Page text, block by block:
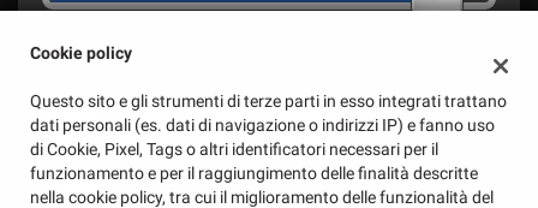
12 24 36 48 60
72
Cookie policy
Questo sito e gli strumenti di terze parti in esso integrati trattano
dati personali (es. dati di navigazione o indirizzi IP) e fanno uso
di Cookie, Pixel, Tags o altri identificatori necessari per il
funzionamento e per il raggiungimento delle finalità descritte
nella cookie policy, tra cui il miglioramento delle funzionalità del